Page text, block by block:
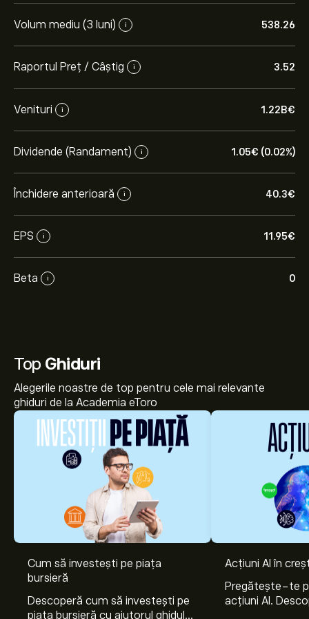
Volum mediu (3 luni) i 538.26
Raportul Preț / Câștig i 3.52
Venituri i 1.22B‎€‎
Dividende (Randament) i 1.05‎€‎ (0.02%)
Închidere anterioară i 40.3‎€‎
EPS i 11.95‎€‎
Beta i 0
Top Ghiduri
Alegerile noastre de top pentru cele mai relevante
ghiduri de la Academia eToro
Cum să investești pe piața
bursieră
Descoperă cum să investești pe
piața bursieră cu ajutorul ghidului
Acțiuni AI în
Pregătește-te
acțiuni AI.
Prețul actual al acțiunilor HMU.DE este 41.50‎€‎.
Prețul țintă mediu pentru acțiunile HMS Bergbau AG